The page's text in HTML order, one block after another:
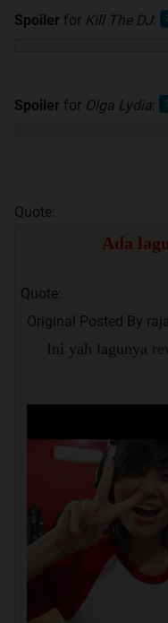
Spoiler for Kill The DJ:
Spoiler for Olga Lydia:
Quote:
Ada
Quote:
Original Posted By
Ini yah lagunya